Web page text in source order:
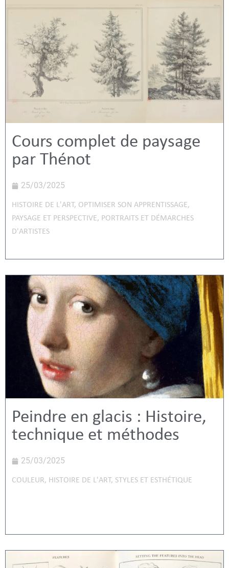
Cours complet de paysage
par Thénot
25/03/2025
HISTOIRE DE L'ART, OPTIMISER SON APPRENTISSAGE,
PAYSAGE ET PERSPECTIVE, PORTRAITS ET DÉMARCHES
D'ARTISTES
Peindre en glacis : Histoire,
technique et méthodes
25/03/2025
COULEUR, HISTOIRE DE L'ART, STYLES ET ESTHÉTIQUE